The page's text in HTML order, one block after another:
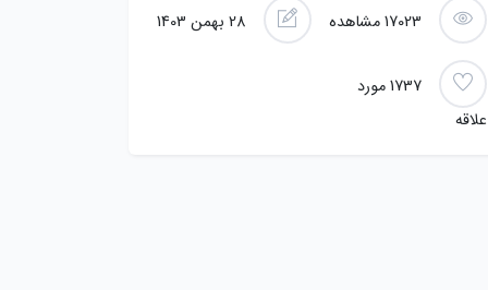
17023مشاهده
1737مورد
علاقه
28 بهمن 1403